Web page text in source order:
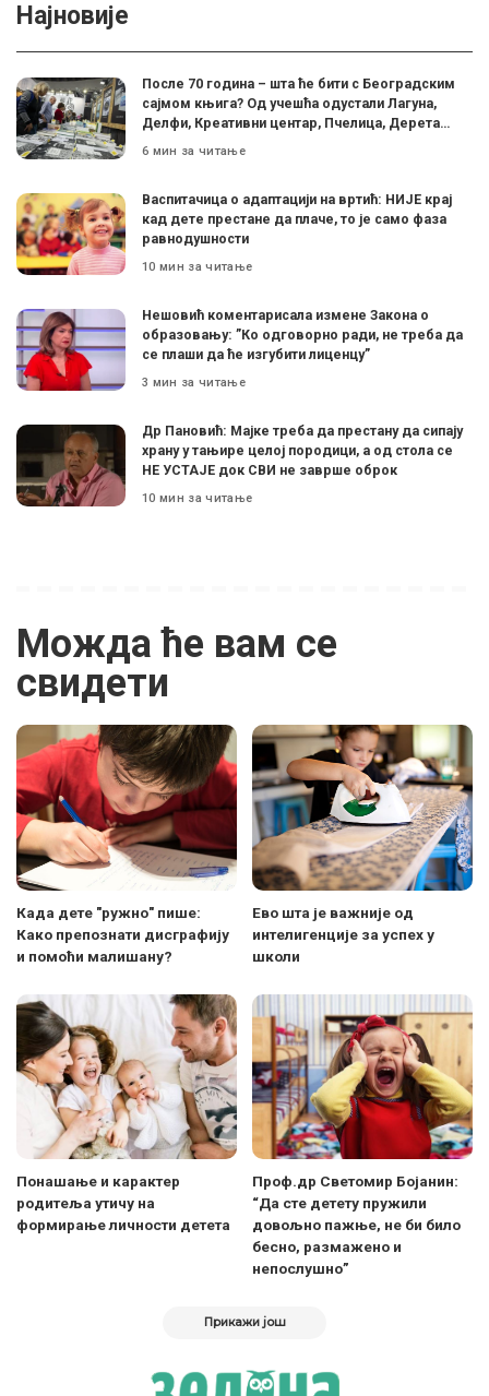
Најновије
После 70 година – шта ће бити с Београдским
сајмом књига? Од учешћа одустали Лагуна,
Делфи, Креативни центар, Пчелица, Дерета…
6 мин за читање
Васпитачица о адаптацији на вртић: НИЈЕ крај
кад дете престане да плаче, то је само фаза
равнодушности
10 мин за читање
Нешовић коментарисала измене Закона о
образовању: ”Ко одговорно ради, не треба да
се плаши да ће изгубити лиценцу”
3 мин за читање
Др Пановић: Мајке треба да престану да сипају
храну у тањире целој породици, а од стола се
НЕ УСТАЈЕ док СВИ не заврше оброк
10 мин за читање
Можда ће вам се
свидети
Када дете "ружно" пише:
Како препознати дисграфију
и помоћи малишану?
Ево шта је важније од
интелигенције за успех у
школи
Понашање и карактер
родитеља утичу на
формирање личности детета
Проф.др Светомир Бојанин:
“Да сте детету пружили
довољно пажње, не би било
бесно, размажено и
непослушно”
Прикажи још